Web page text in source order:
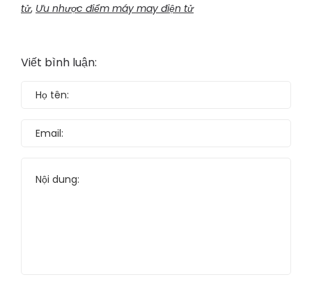
tử, Ưu nhược điểm máy may điện tử
Viết bình luận: